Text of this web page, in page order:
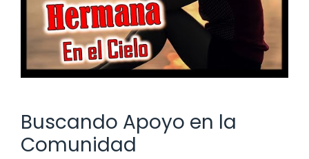
Buscando Apoyo en la
Comunidad